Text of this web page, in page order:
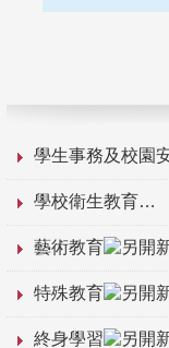
學生事務及校園
學校衛生教育
藝術教育
特殊教育
終身學習